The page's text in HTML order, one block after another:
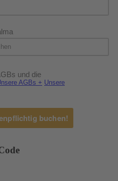
und die
AGBs + Unsere
buchen!